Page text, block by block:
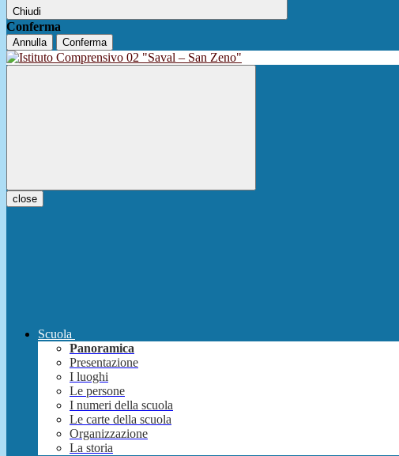
Chiudi
Conferma
Annulla Conferma
close
Scuola
Panoramica
Presentazione
I luoghi
Le persone
I numeri della scuola
Le carte della scuola
Organizzazione
La storia